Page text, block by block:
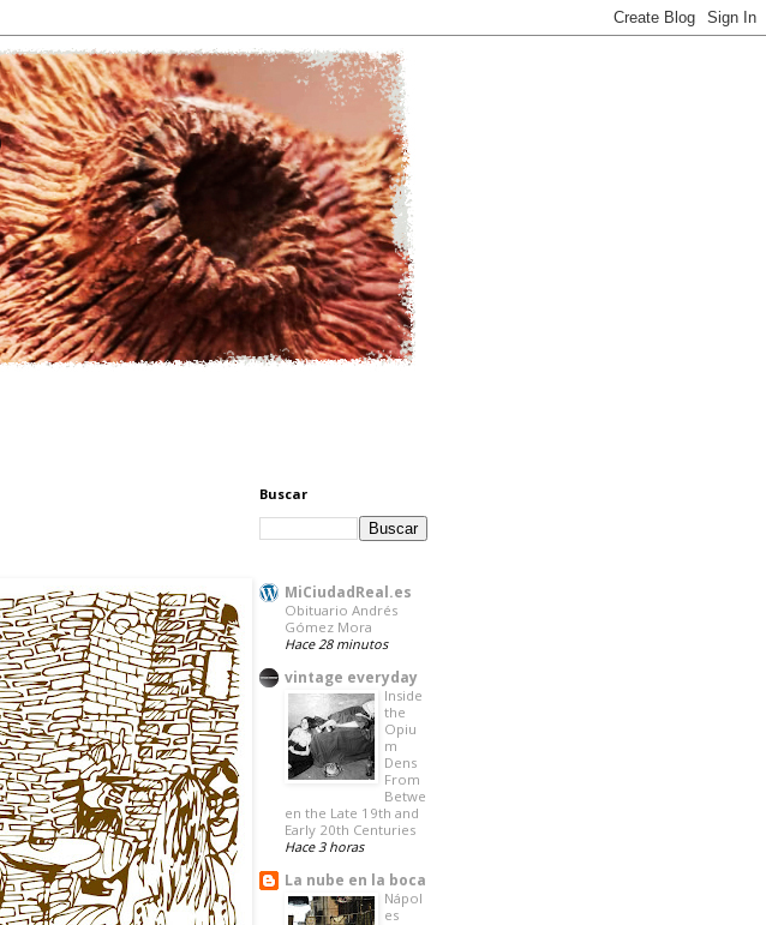
Buscar
MiCiudadReal.es
Obituario Andrés
Gómez Mora
Hace 28 minutos
vintage everyday
Inside
the
Opiu
m
Dens
From
Betwe
en the Late 19th and
Early 20th Centuries
Hace 3 horas
La nube en la boca
Nápol
es